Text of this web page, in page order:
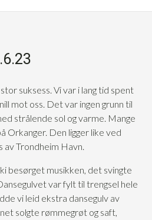
suksess. Vi var i lang tid spent
mot oss. Det var ingen grunn til
strålende sol og varme. Mange
Orkanger. Den ligger like ved
av Trondheim Havn.
besørget musikken, det svingte
var fylt til trengsel hele
vi leid ekstra dansegulv av
solgte rømmegrøt og saft,